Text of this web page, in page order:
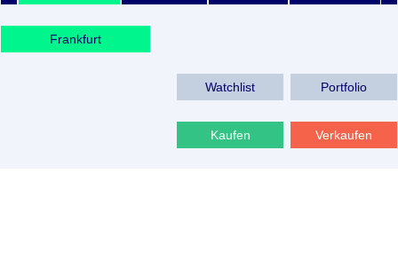
Frankfurt
Watchlist Portfolio
Kaufen Verkaufen